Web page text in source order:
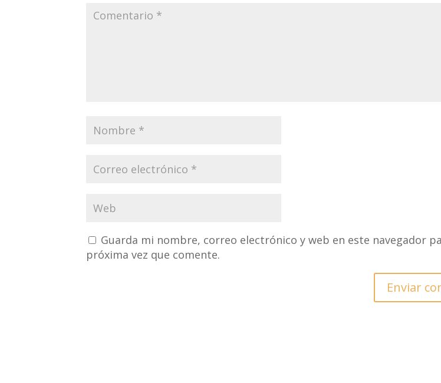
Guarda mi nombre, correo electrónico y web en este navegador
próxima vez que comente.